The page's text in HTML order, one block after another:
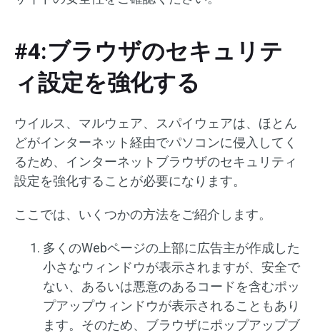
#4:ブラウザのセキュリテ
ィ設定を強化する
ウイルス、マルウェア、スパイウェアは、ほとん
どがインターネット経由でパソコンに侵入してく
るため、インターネットブラウザのセキュリティ
設定を強化することが必要になります。
ここでは、いくつかの方法をご紹介します。
多くのWebページの上部に広告主が作成した
小さなウィンドウが表示されますが、安全で
ない、あるいは悪意のあるコードを含むポッ
プアップウィンドウが表示されることもあり
ます。そのため、ブラウザにポップアップブ